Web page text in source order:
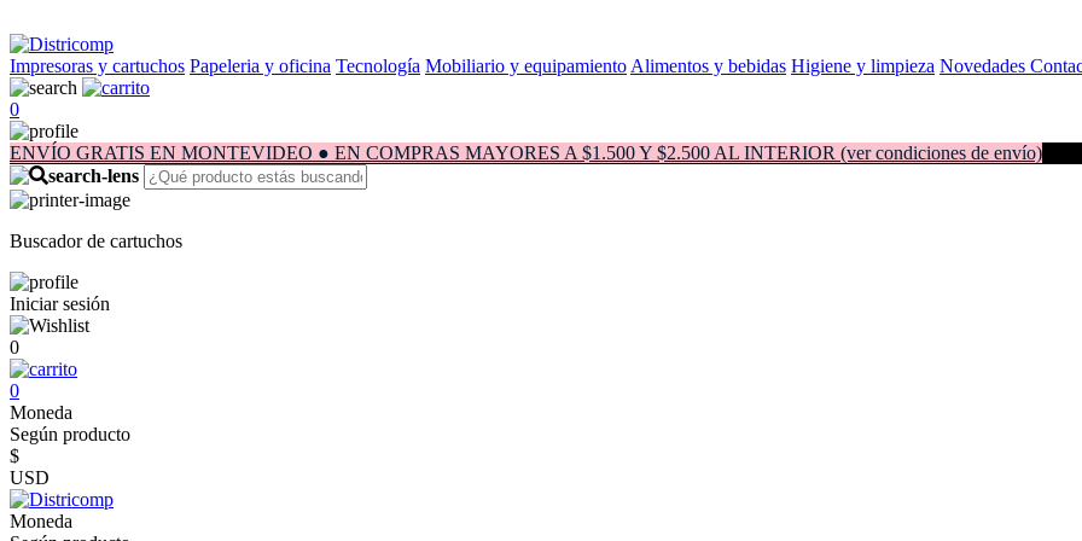
Impresoras y cartuchos Papeleria y oficina Tecnología Mobiliario y equipamiento Alimentos y bebidas Higiene y limpieza Novedades
0
ENVÍO GRATIS EN MONTEVIDEO ● EN COMPRAS MAYORES A $1.500 Y $2.500 AL INTERIOR (ver condiciones de envío)
Buscador de cartuchos
Iniciar sesión
0
0
Moneda
Según producto
$
USD
Moneda